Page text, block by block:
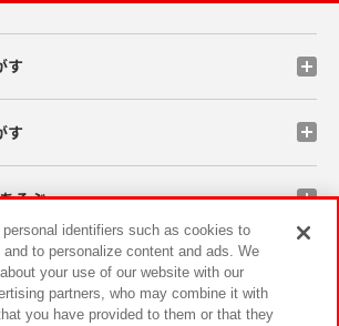
す
す
そぶ
ンペーン
identifiers such as cookies to
to personalize content and ads. We
your use of our website with our
partners, who may combine it with
you have provided to them or that they